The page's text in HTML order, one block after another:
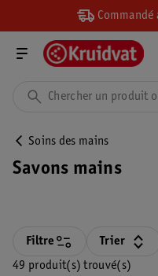
Soins des mains
Savons mains
49 produit(s) trouvé(s)
Filtre Trier